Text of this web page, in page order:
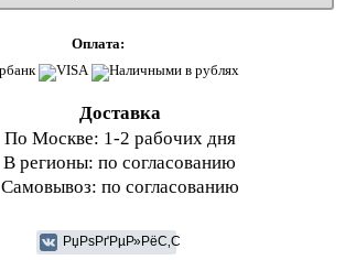
Оплата:
Доставка
По Москве: 1-2 рабочих дня
В регионы: по согласованию
Самовывоз: по согласованию